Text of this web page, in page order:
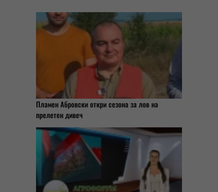
Пламен Абровски откри сезона за лов на
прелетен дивеч